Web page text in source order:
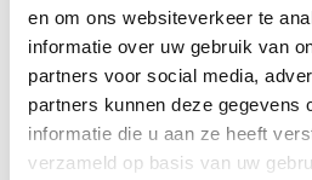
en om ons websiteverkeer te
informatie over uw gebruik van
partners voor social media,
partners kunnen deze gegevens
informatie die u aan ze heeft
verzameld op basis van uw
GERELATEERDE